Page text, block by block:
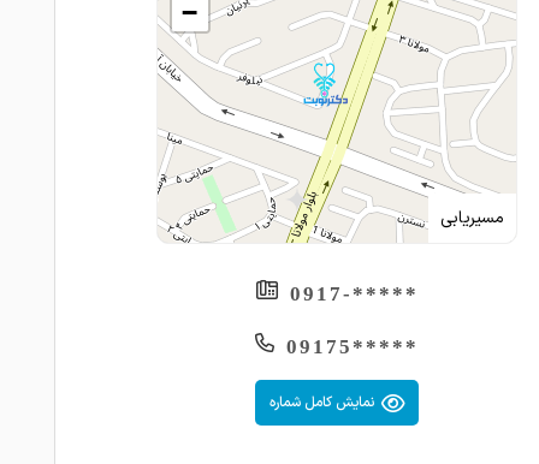
مسیریابی
−
*****-0917
*****09175
نمایش کامل شماره